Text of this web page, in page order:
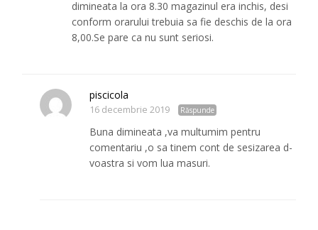
dimineata la ora 8.30 magazinul era inchis, desi
conform orarului trebuia sa fie deschis de la ora
8,00.Se pare ca nu sunt seriosi.
piscicola
16 decembrie 2019 Răspunde
Buna dimineata ,va multumim pentru
comentariu ,o sa tinem cont de sesizarea d-
voastra si vom lua masuri.